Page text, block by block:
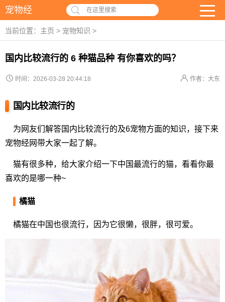
宠物经 在这里搜索
当前位置： 主页 > 宠物知识 >
国内比较流行的 6 种猫品种 有你喜欢的吗？
时间：2026-03-28 20:44:18 作者：大东
国内比较流行的
为网友们解答国内比较流行的及6宠物方面的知识，接下来
宠物经网带大家一起了解。
猫有很多种，给大家介绍一下中国最流行的猫，看看你最
喜欢的是哪一种~
橘猫
橘猫在中国也很流行，因为它很懒，很胖，很可爱。